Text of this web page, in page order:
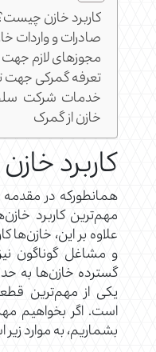
کاربرد خازن
صادرات و واردات
مجوزهای لازم
تعرفه گمرکی جهت
خدمات شرکت
خازن از گمرک
کاربرد
همانطورکه در مقدمه
مهم‌ترین کاربرد
علاوه بر این، خازن‌ها
و مشاغل گوناگون
گسترده خازن‌ها به
یکی از مهم‌ترین
است. اگر بخواهیم
بشماریم، به موارد